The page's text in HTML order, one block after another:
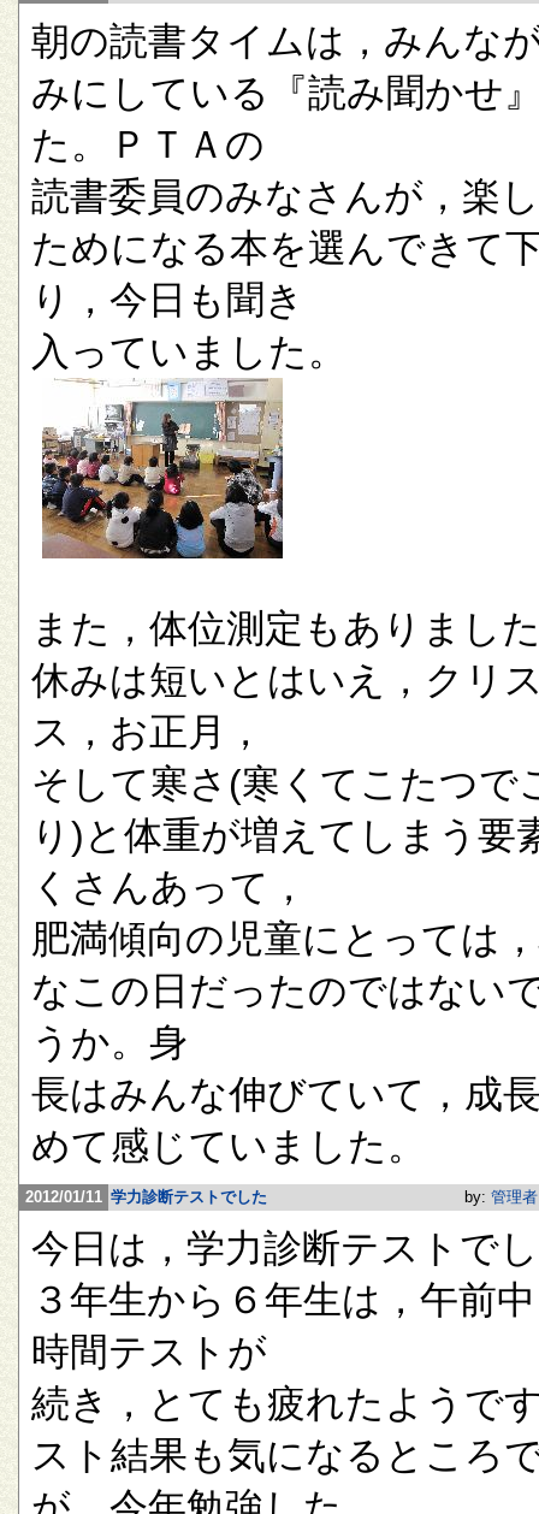
朝の読書タイムは，みんな
みにしている『読み聞かせ
た。ＰＴＡの
読書委員のみなさんが，楽
ためになる本を選んできて
り，今日も聞き
入っていました。
また，体位測定もありまし
休みは短いとはいえ，クリ
ス，お正月，
そして寒さ(寒くてこたつで
り)と体重が増えてしまう要
くさんあって，
肥満傾向の児童にとっては
なこの日だったのではない
うか。身
長はみんな伸びていて，成
めて感じていました。
2012/01/11 学力診断テストでした by: 管理者
今日は，学力診断テストで
３年生から６年生は，午前
時間テストが
続き，とても疲れたようで
スト結果も気になるところ